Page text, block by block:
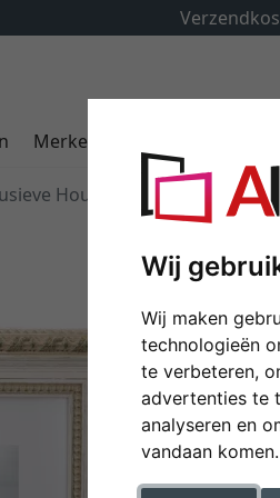
Wij
Wij maken
technologieën
te verbeteren,
advertenties te
analyseren en
vandaan komen.
Verzendkosten
Merken
Houten lijst Deloga